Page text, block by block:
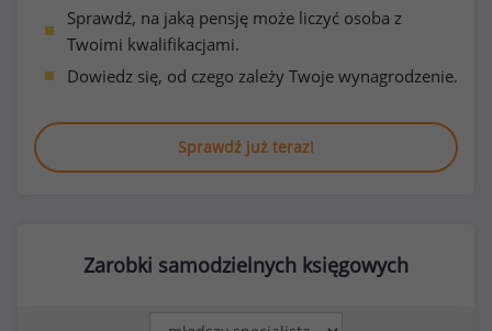
Sprawdź, na jaką pensję może liczyć osoba z
Twoimi kwalifikacjami.
Dowiedz się, od czego zależy Twoje wynagrodzenie.
Sprawdź już teraz!
Zarobki samodzielnych księgowych